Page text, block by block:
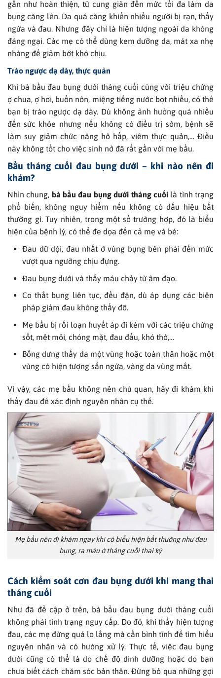
gần như hoàn thiện, tử cung giãn đến mức tối đa làm da
bụng căng lên. Da quá căng khiến nhiều người bị rạn, thấy
ngứa và đau. Nhưng đây chỉ là hiện tượng ngoài da không
đáng ngại. Các mẹ có thể dùng kem dưỡng da, mát xa nhẹ
nhàng để giảm bớt khó chịu.
Trào ngược dạ dày, thực quản
Khi bà bầu đau bụng dưới tháng cuối cùng với triệu chứng
ợ chua, ợ hơi, buồn nôn, miệng tiếng nước bọt nhiều, có thể
bạn bị trào ngược dạ dày. Dù không ảnh hưởng quá nhiều
đến sức khỏe nhưng nếu không có điều trị sớm, bệnh sẽ
làm suy giảm chức năng hô hấp, viêm thực quản,… Điều
này không tốt cho việc sinh nở đã rất gần với mẹ bầu.
Bầu tháng cuối đau bụng dưới – khi nào nên đi
khám?
Nhìn chung, bà bầu đau bụng dưới tháng cuối là tình trạng
phổ biến, không nguy hiểm nếu không có dấu hiệu bất
thường gì. Tuy nhiên, trong một số trường hợp, đó là biểu
hiện của bệnh lý, có thể đe dọa đến cả mẹ và bé:
Đau dữ dội, đau nhất ở vùng bụng bên phải đến mức
vượt qua ngưỡng chịu đựng.
Đau bụng dưới và thấy máu chảy từ âm đạo.
Co thắt bụng liên tục, đều đặn, dù áp dụng các biện
pháp giảm đau không thấy đỡ.
Mẹ bầu bị rối loạn huyết áp đi kèm với các triệu chứng
sốt, mệt mỏi, chóng mặt, đau đầu, khó thở,…
Bỗng dưng thấy da một vùng hoặc toàn thân hoặc một
vùng có hiện tượng sẩn ngứa, vàng da vùng mắt.
Vì vậy, các mẹ bầu không nên chủ quan, hãy đi khám khi
thấy đau để xác định nguyên nhân cụ thể.
Mẹ bầu nên đi khám ngay khi có biểu hiện bất thường như đau
bụng, ra máu ở tháng cuối thai kỳ
Cách kiểm soát cơn đau bụng dưới khi mang thai
tháng cuối
Như đã đề cập ở trên, bà bầu đau bụng dưới tháng cuối
không phải tình trạng nguy cấp. Do đó, khi thấy hiện tượng
đau, các mẹ đừng quá lo lắng mà cần bình tĩnh để tìm hiểu
nguyên nhân và có hướng xử lý. Thực tế, việc đau bụng
dưới cũng có thể là do chế độ dinh dưỡng hoặc do bạn
chưa biết cách chăm sóc bản thân. Đừng bỏ qua những gợi